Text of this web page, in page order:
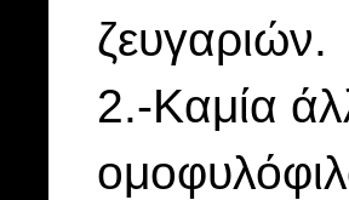
ζευγαριών.
2.-Καμία